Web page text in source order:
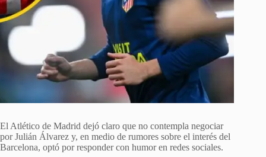
El Atlético de Madrid dejó claro que no contempla negociar
por Julián Álvarez y, en medio de rumores sobre el interés del
Barcelona, optó por responder con humor en redes sociales.